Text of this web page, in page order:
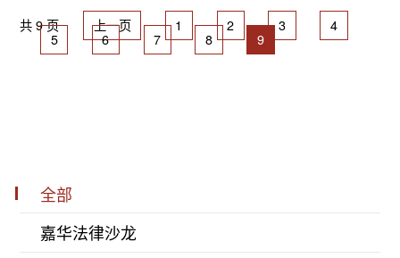
演变，著名的案件包括了，Diamondv.
Chakrabarty (1980)案，StateStreet Bank
(1998)案，Bilski v. Kappos(2010)案，
共 9 页 上一页 1 2 3
4
5
6 7 8 9
全部
嘉华法律沙龙